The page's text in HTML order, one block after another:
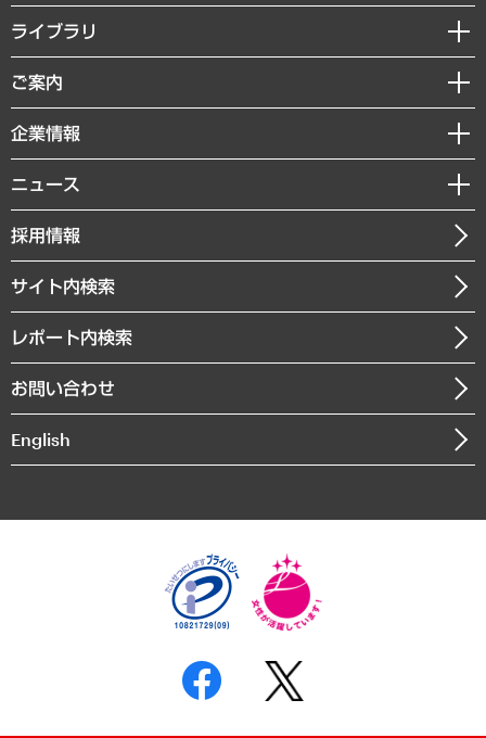
経営戦略
組織・人事戦略
デジタルイノベーション
共生・ダイバーシティ
GRC（ガバナンス・リスク・コンプライアンス）・防災（政策）
経済・産業・雇用・労働
まちづくり・観光・交通・スポーツ・スマートシティ
自然資源・農林水産業・食料システム
ライブラリ
経済調査
レポート
コラム
経営用語集
受託・受注実績（官公庁関連）
メディア掲載・出演
ご案内
セミナー・イベント情報
MUFGビジネスセミナー
受託案件情報
企業情報
私たちの想い
社長メッセージ
会社概要
沿革
組織図・本部部室紹介
インドネシア現地法人
個人情報保護方針
反社会的勢力に対する基本方針
ニュース
ニュースリリース
お知らせ
採用情報
サイト内検索
レポート内検索
お問い合わせ
English